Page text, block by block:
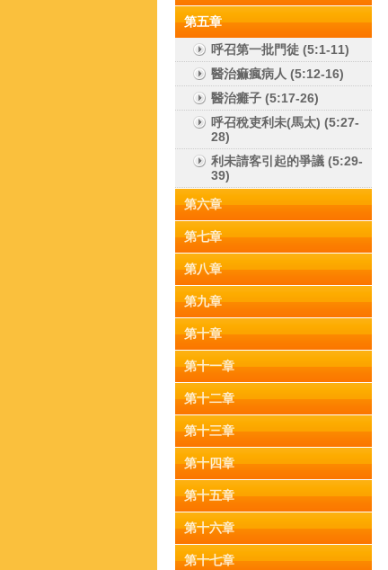
第五章
呼召第一批門徒 (5:1-11)
醫治痲瘋病人 (5:12-16)
醫治癱子 (5:17-26)
呼召稅吏利未(馬太) (5:27-
28)
利未請客引起的爭議 (5:29-
39)
第六章
第七章
第八章
第九章
第十章
第十一章
第十二章
第十三章
第十四章
第十五章
第十六章
第十七章